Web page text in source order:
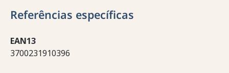
Referências específicas
EAN13
3700231910396